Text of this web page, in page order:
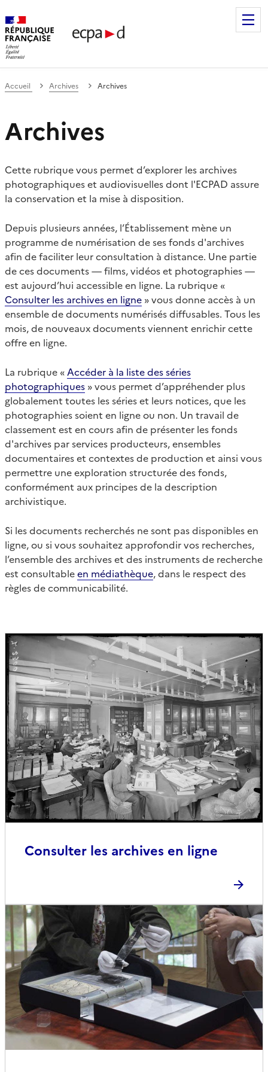
de communication et de production
Accueil Archives Archives
Archives
Cette rubrique vous permet d’explorer les archives
photographiques et audiovisuelles dont l'ECPAD assure
la conservation et la mise à disposition.
Depuis plusieurs années, l’Établissement mène un
programme de numérisation de ses fonds d'archives
afin de faciliter leur consultation à distance. Une partie
de ces documents — films, vidéos et photographies —
est aujourd’hui accessible en ligne. La rubrique «
Consulter les archives en ligne » vous donne accès à un
ensemble de documents numérisés diffusables. Tous les
mois, de nouveaux documents viennent enrichir cette
offre en ligne.
La rubrique « Accéder à la liste des séries
photographiques » vous permet d’appréhender plus
globalement toutes les séries et leurs notices, que les
photographies soient en ligne ou non. Un travail de
classement est en cours afin de présenter les fonds
d'archives par services producteurs, ensembles
documentaires et contextes de production et ainsi vous
permettre une exploration structurée des fonds,
conformément aux principes de la description
archivistique.
Si les documents recherchés ne sont pas disponibles en
ligne, ou si vous souhaitez approfondir vos recherches,
l’ensemble des archives et des instruments de recherche
est consultableen médiathèque, dans le respect des
règles de communicabilité.
Consulter les archives en ligne